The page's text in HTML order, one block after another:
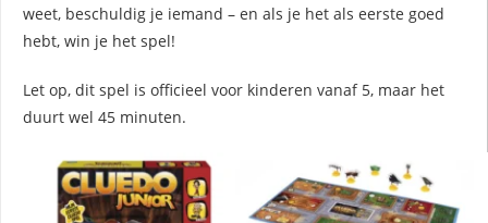
weet, beschuldig je iemand – en als je het als eerste goed
hebt, win je het spel!
Let op, dit spel is officieel voor kinderen vanaf 5, maar het
duurt wel 45 minuten.